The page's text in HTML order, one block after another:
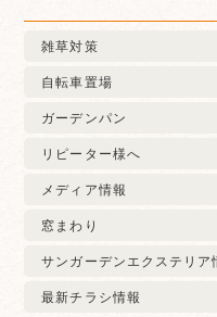
雑草対策
自転車置場
ガーデンパン
リピーター様へ
メディア情報
窓まわり
サンガーデンエクステリア
最新チラシ情報